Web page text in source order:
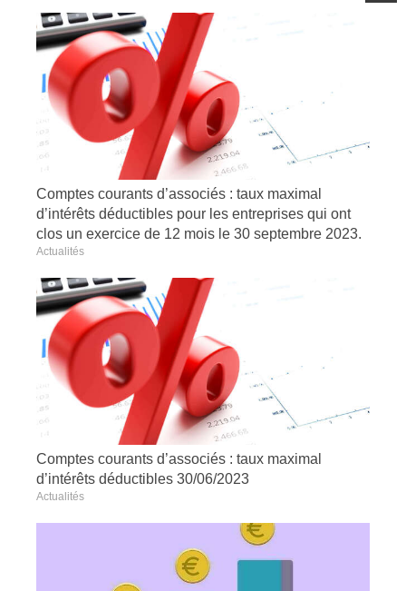
Comptes courants d’associés : taux maximal
d’intérêts déductibles pour les entreprises qui ont
clos un exercice de 12 mois le 30 septembre 2023.
Actualités
Comptes courants d’associés : taux maximal
d’intérêts déductibles 30/06/2023
Actualités